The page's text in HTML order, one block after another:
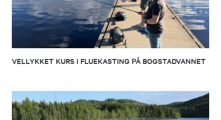
VELLYKKET KURS I FLUEKASTING PÅ BOGSTADVANNET